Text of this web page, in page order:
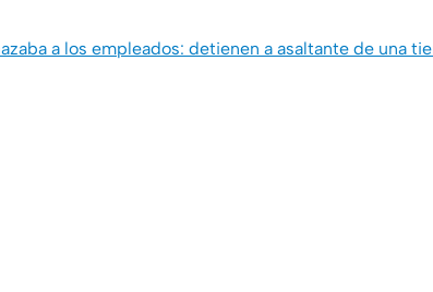
a los empleados: detienen a asaltante de una